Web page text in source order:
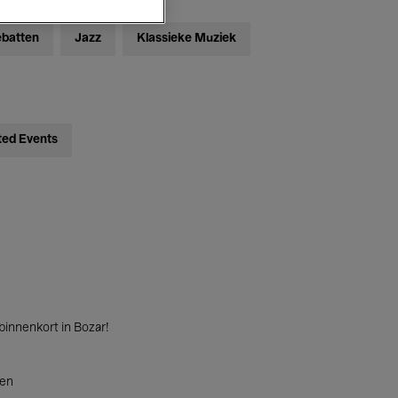
Jazz Klassieke Muziek
Events
in Bozar!